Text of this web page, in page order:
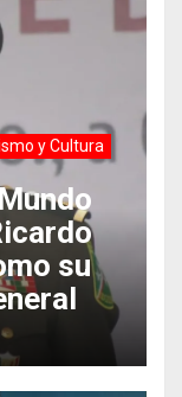
y Cultura
su